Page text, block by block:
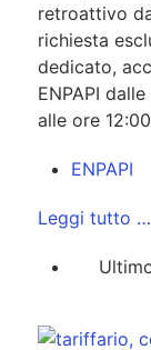
retroattivo
richiesta
dedicato,
ENPAPI
alle ore
ENPAPI
Leggi tutto …